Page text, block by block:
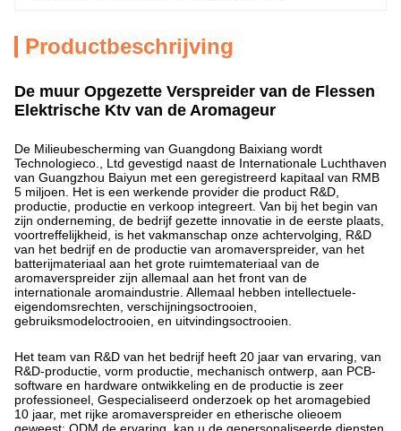
Productbeschrijving
De muur Opgezette Verspreider van de Flessen
Elektrische Ktv van de Aromageur
De Milieubescherming van Guangdong Baixiang wordt
Technologieco., Ltd gevestigd naast de Internationale Luchthaven
van Guangzhou Baiyun met een geregistreerd kapitaal van RMB
5 miljoen. Het is een werkende provider die product R&D,
productie, productie en verkoop integreert. Van bij het begin van
zijn onderneming, de bedrijf gezette innovatie in de eerste plaats,
voortreffelijkheid, is het vakmanschap onze achtervolging, R&D
van het bedrijf en de productie van aromaverspreider, van het
batterijmateriaal aan het grote ruimtemateriaal van de
aromaverspreider zijn allemaal aan het front van de
internationale aromaindustrie. Allemaal hebben intellectuele-
eigendomsrechten, verschijningsoctrooien,
gebruiksmodeloctrooien, en uitvindingsoctrooien.
Het team van R&D van het bedrijf heeft 20 jaar van ervaring, van
R&D-productie, vorm productie, mechanisch ontwerp, aan PCB-
software en hardware ontwikkeling en de productie is zeer
professioneel, Gespecialiseerd onderzoek op het aromagebied
10 jaar, met rijke aromaverspreider en etherische olieoem